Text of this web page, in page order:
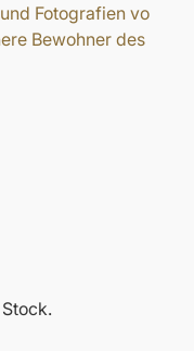
Fotografien vo
Bewohner des